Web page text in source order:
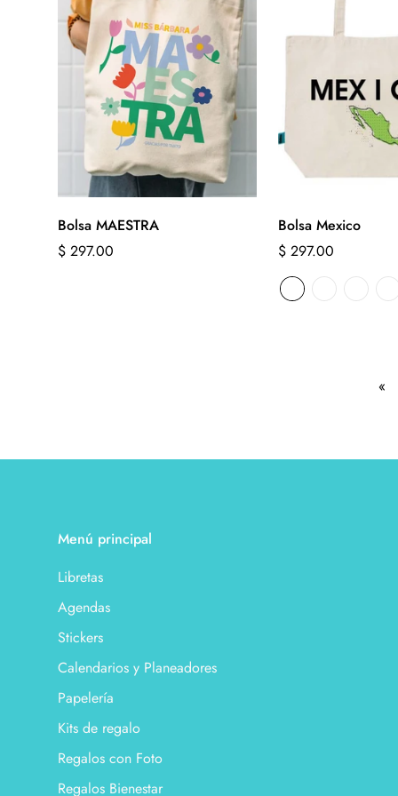
Bolsa MAESTRA
Precio
$ 297.00
Bolsa Mexico
Precio
regular
$ 297.00
«
Menú principal
Libretas
Agendas
Stickers
Calendarios y Planeadores
Papelería
Kits de regalo
Regalos con Foto
Regalos Bienestar